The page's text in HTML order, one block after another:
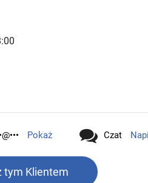
Pokaż Czat
tym Klientem